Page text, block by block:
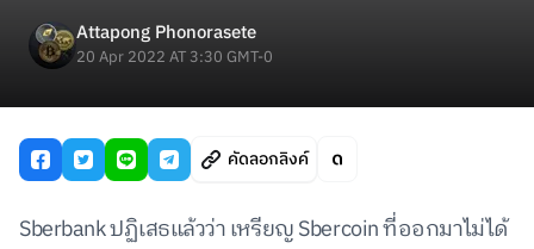
Attapong Phonorasete
20 Apr 2022 AT 3:30 GMT-0
คัดลอกลิงค์
Sberbank ปฏิเสธแล้วว่า เหรียญ Sbercoin ที่ออกมาไม่ได้